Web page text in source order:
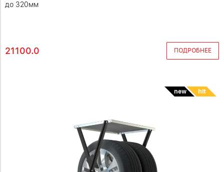
до 320мм
21100.0 ПОДРОБНЕЕ
new hit